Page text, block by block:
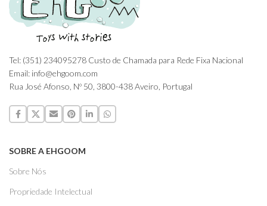
Tel: (351) 234095278 Custo de Chamada para Rede Fixa Nacional
Email: info@ehgoom.com
Rua José Afonso, Nº 50, 3800-438 Aveiro, Portugal
SOBRE A EHGOOM
Sobre Nós
Propriedade Intelectual